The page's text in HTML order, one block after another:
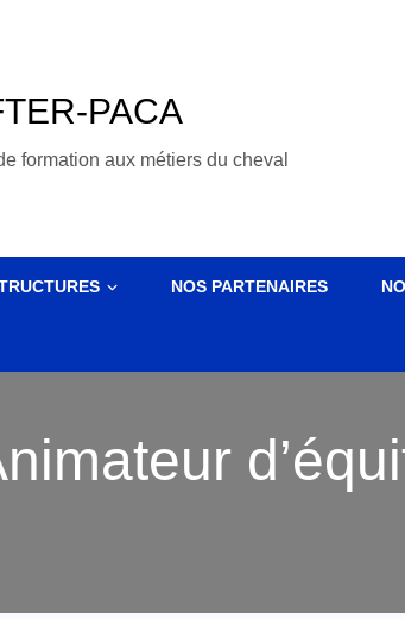
PACA
formation aux métiers du cheval
NOS PARTENAIRES